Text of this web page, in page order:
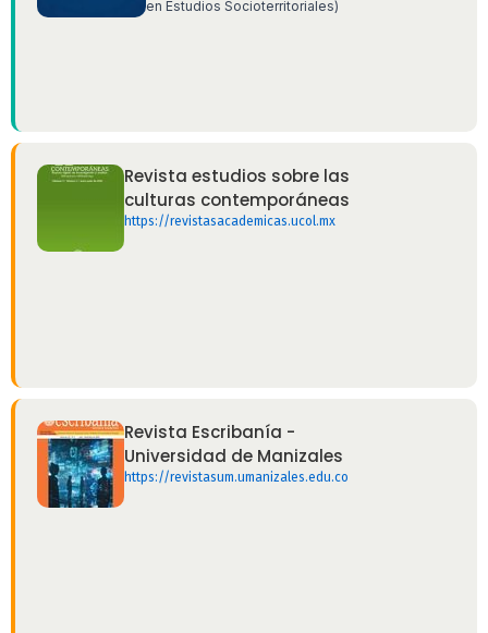
en Estudios Socioterritoriales)
Revista estudios sobre las
culturas contemporáneas
https://revistasacademicas.ucol.mx
Revista Escribanía -
Universidad de Manizales
https://revistasum.umanizales.edu.co